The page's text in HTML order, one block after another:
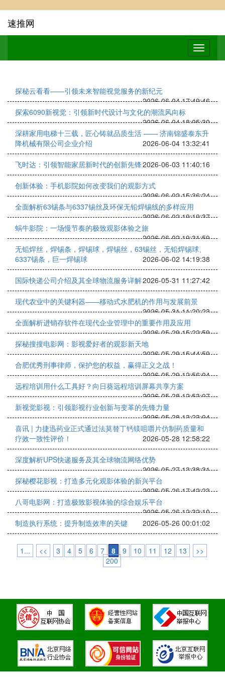
速推网
探秘云看看——引领未来智能视觉服务的新纪元
2026-06-04 17:49:46
探索6090新视觉：引领新时代设计与文化的潮流风向标
2026-06-04 18:05:30
深耕家用电梯十三载，匠心铸就品质生活 —— 济南锦盛泰东升
降机械有限公司企业介绍
2026-06-04 13:32:41
飞时达：引领智能家居新时代的创新先锋2026-06-03 11:40:16
创新体验：手机影院如何改变我们的观影方式
2026-06-02 15:36:24
全面解析63锡条与6337锡丝及环保无铅焊锡线的多样应用
2026-06-02 19:19:37
蜗牛影院：一场慢节奏的极致观影体验之旅
2026-06-02 19:31:59
无铅焊丝，焊锡条，焊锡球，焊锡丝，63锡丝，无铅焊锡球、
6337锡条，巨一焊锡球
2026-06-02 14:19:38
国际快递公司介绍及其全球物流服务详解2026-05-31 11:27:42
现代农业中的关键利器——移动式水肥机的作用与发展前景
2026-05-31 11:20:23
全面解析进销存软件在现代企业管理中的重要作用及应用
2026-05-29 15:22:59
探秘搜搜电影网：影视爱好者的观影新天地
2026-05-29 15:44:59
合肥优秀刑事律师，保护您的权益，赢得正义之战！
2026-05-29 12:56:04
远程培训用什么工具好？向日葵远程培训屏幕共享方案
2026-05-28 12:53:07
新视觉影视：引领影视行业创新与变革的先锋力量
2026-05-28 13:23:04
喜讯 | 力捷迅药业正式通过法莫替丁钙镁咀嚼片仿制药质量和
疗效一致性评价！
2026-05-28 12:58:22
深度解析UPS快递服务及其全球物流网络优势
2026-05-27 13:38:31
探秘樱花影视：打造多元化观影体验的新兴平台
2026-05-26 17:42:23
八哥电影网：打造极致影视体验的综合娱乐平台
2026-05-26 12:32:10
制造执行系统：提升制造效率的关键
2026-05-26 00:01:02
1... << 3 4 5 6 7 8 9 10 11 12 13
>>
200